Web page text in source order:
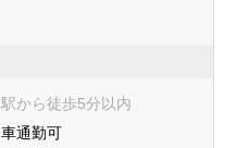
駅から徒歩5分以内
車通勤可